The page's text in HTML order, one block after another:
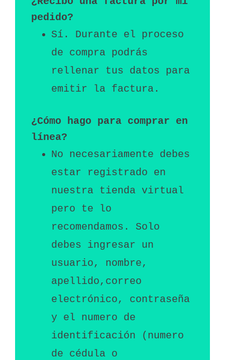
pedido?
Sí. Durante el proceso
de compra podrás
rellenar tus datos para
emitir la factura.
¿Cómo hago para comprar en
línea?
No necesariamente debes
estar registrado en
nuestra tienda virtual
pero te lo
recomendamos. Solo
debes ingresar un
usuario, nombre,
apellido,correo
electrónico, contraseña
y el numero de
identificación (numero
de cédula o